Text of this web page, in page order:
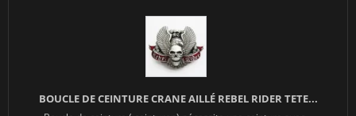
BOUCLE DE CEINTURE CRANE AILLÉ REBEL RIDER TETE...